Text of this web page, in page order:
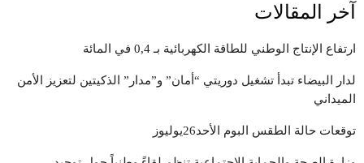
آخر المقالات
ارتفاع الإنتاج الوطني للطاقة الكهربائية بـ 0,4 في المائة
لدار البيضاء تبدأ تشغيل دوريتي “أمان” و”مدار” الذكيتين لتعزيز الأمن
الميداني
توقعات حالة الطقس البوم الأحد26يوليوز